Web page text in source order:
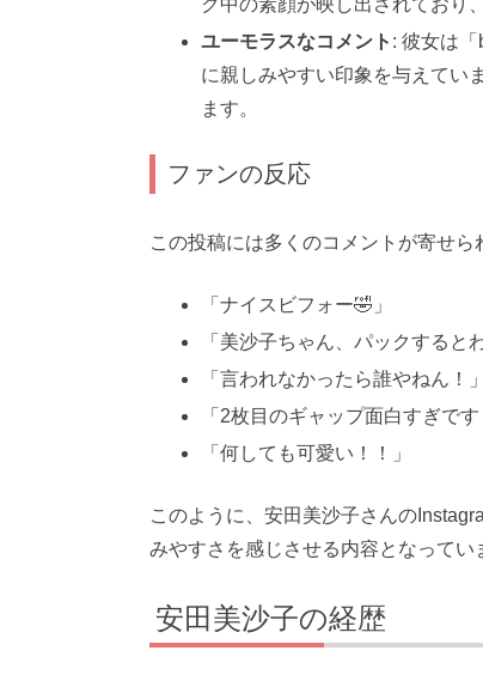
ユーモラスなコメント : 彼女は
に親しみやすい印象を与えてい
ます。
ファンの反応
この投稿には多くのコメントが寄せ
「ナイスビフォー🤣」
「美沙子ちゃん、パックすると
「言われなかったら誰やねん！」
「2枚目のギャップ面白すぎです
「何しても可愛い！！」
このように、安田美沙子さんの
みやすさを感じさせる内容となってい
安田美沙子の経歴